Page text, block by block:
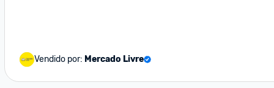
Vendido por: Mercado Livre